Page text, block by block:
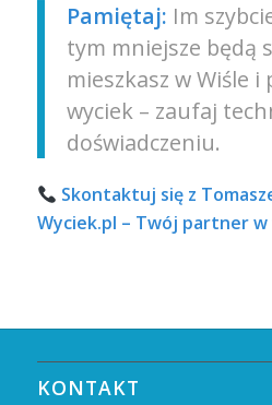
Pamiętaj: Im
tym mniejsze będą
mieszkasz w Wiśle i
wyciek – zaufaj
doświadczeniu.
Skontaktuj się z
Wyciek.pl – Twój partner w
KONTAKT